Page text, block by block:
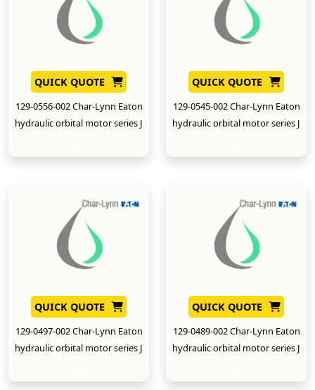
QUICK QUOTE
129-0556-002 Char-Lynn Eaton
hydraulic orbital motor series J
QUICK QUOTE
129-0545-002 Char-Lynn Eaton
hydraulic orbital motor series J
QUICK QUOTE
129-0497-002 Char-Lynn Eaton
hydraulic orbital motor series J
QUICK QUOTE
129-0489-002 Char-Lynn Eaton
hydraulic orbital motor series J